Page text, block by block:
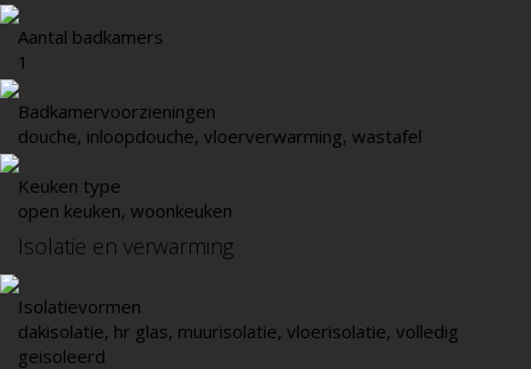
Aantal badkamers
1
Badkamervoorzieningen
douche, inloopdouche, vloerverwarming, wastafel
Keuken type
open keuken, woonkeuken
Isolatie en verwarming
Isolatievormen
dakisolatie, hr glas, muurisolatie, vloerisolatie, volledig
geisoleerd